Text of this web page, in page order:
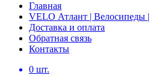
Главная
VELO Атлант | Велосипеды
Доставка и оплата
Обратная связь
Контакты
0 шт.